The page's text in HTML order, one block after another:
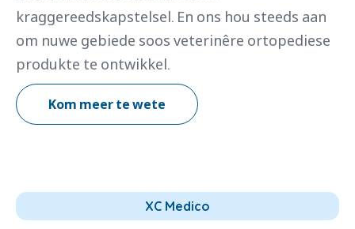
kraggereedskapstelsel. En ons hou steeds aan
om nuwe gebiede soos veterinêre ortopediese
produkte te ontwikkel.
Kom meer te wete
XC Medico